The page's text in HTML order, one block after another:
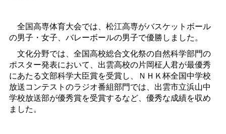
全国高専体育大会では、松江高専がバスケットボール
の男子・女子、バレーボールの男子で優勝しました。
文化分野では、全国高校総合文化祭の自然科学部門の
ポスター発表において、出雲高校の片岡柾人君が最優秀
にあたる文部科学大臣賞を受賞し、ＮＨＫ杯全国中学校
放送コンテストのラジオ番組部門では、出雲市立浜山中
学校放送部が優秀賞を受賞するなど、優秀な成績を収め
ました。